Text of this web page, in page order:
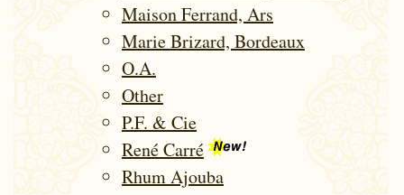
Maison Ferrand, Ars
Marie Brizard, Bordeaux
O.A.
Other
P.F. & Cie
René Carré
Rhum Ajouba